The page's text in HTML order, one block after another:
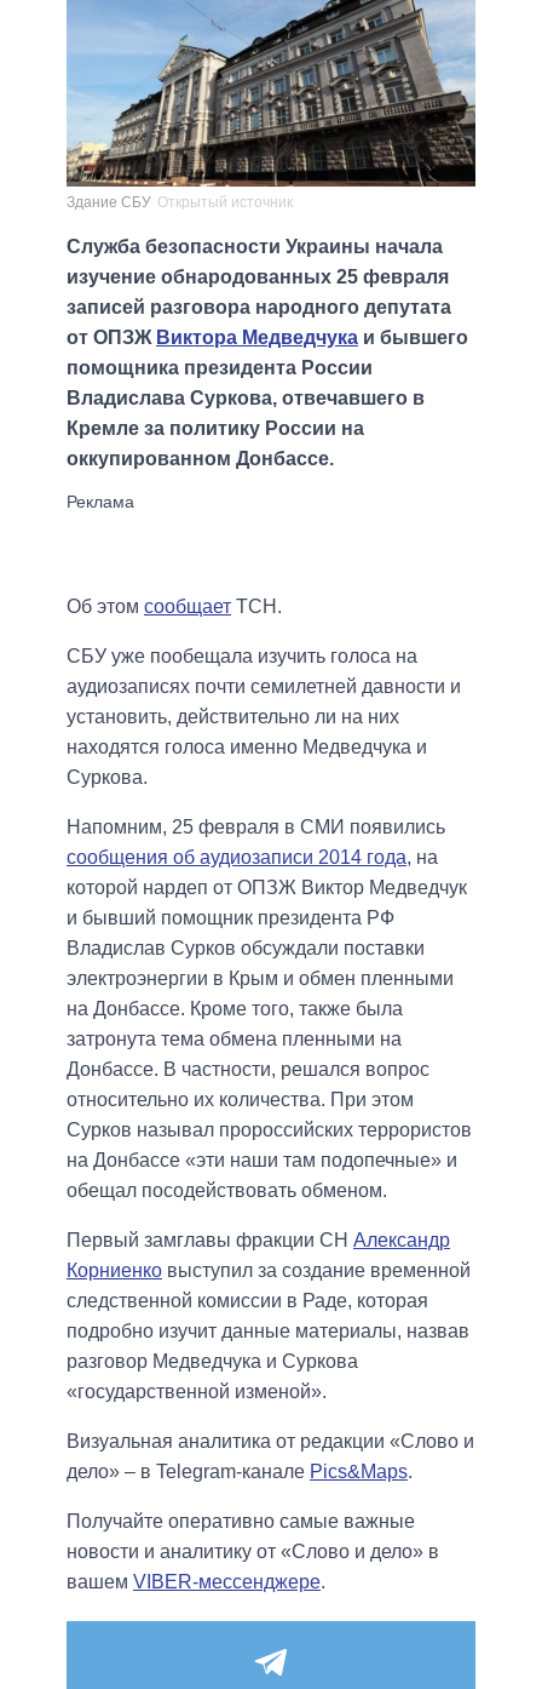
Здание СБУ Открытый источник
Служба безопасности Украины начала
изучение обнародованных 25 февраля
записей разговора народного депутата
от ОПЗЖ Виктора Медведчука и бывшего
помощника президента России
Владислава Суркова, отвечавшего в
Кремле за политику России на
оккупированном Донбассе.
Об этом сообщает ТСН.
СБУ уже пообещала изучить голоса на
аудиозаписях почти семилетней давности и
установить, действительно ли на них
находятся голоса именно Медведчука и
Суркова.
Напомним, 25 февраля в СМИ появились
сообщения об аудиозаписи 2014 года, на
которой нардеп от ОПЗЖ Виктор Медведчук
и бывший помощник президента РФ
Владислав Сурков обсуждали поставки
электроэнергии в Крым и обмен пленными
на Донбассе. Кроме того, также была
затронута тема обмена пленными на
Донбассе. В частности, решался вопрос
относительно их количества. При этом
Сурков называл пророссийских террористов
на Донбассе «эти наши там подопечные» и
обещал посодействовать обменом.
Первый замглавы фракции СН Александр
Корниенко выступил за создание временной
следственной комиссии в Раде, которая
подробно изучит данные материалы, назвав
разговор Медведчука и Суркова
«государственной изменой».
Визуальная аналитика от редакции «Слово и
дело» – в Telegram-канале Pics&Maps.
Получайте оперативно самые важные
новости и аналитику от «Слово и дело» в
вашем VIBER-мессенджере.